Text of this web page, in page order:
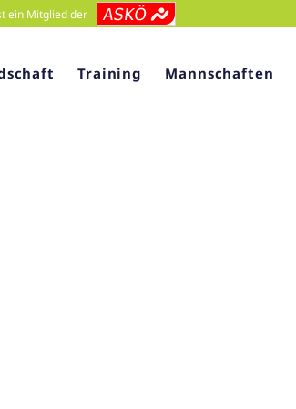
ein Mitglied der
Training Mannschaften